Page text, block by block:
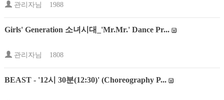
관리자님 1988
Girls' Generation 소녀시대_'Mr.Mr.' Dance Pr...
관리자님 1808
BEAST - '12시 30분(12:30)' (Choreography P...